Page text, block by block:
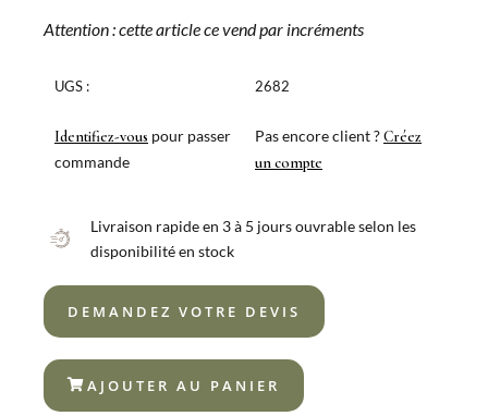
À
HOTEL
18%
Attention : cette article ce vend par incréments
UGS :
Identifiez-vous pour passer
commande
2682
Pas encore client ?Créez
un compte
Livraison rapide en 3 à 5 jours ouvrable selon les
disponibilité en stock
DEMANDEZ VOTRE DEVIS
AJOUTER AU PANIER